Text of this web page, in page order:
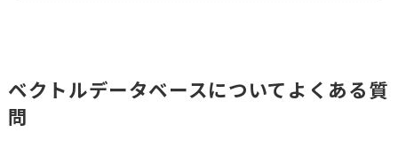
ベクトルデータベースについてよくある質
問